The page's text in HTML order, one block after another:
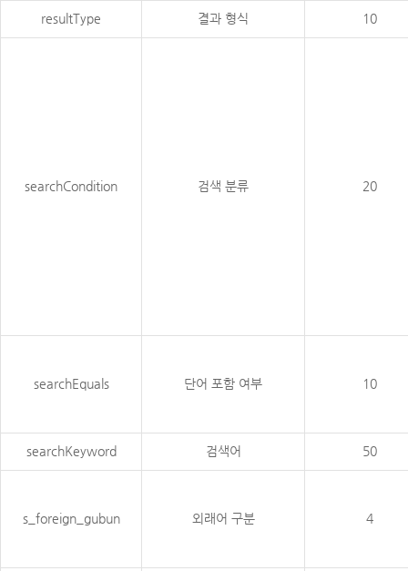
resultType 결과 형식 10
searchCondition 검색 분류 20
searchEquals 단어 포함 여부 10
searchKeyword 검색어 50
s_foreign_gubun 외래어 구분 4